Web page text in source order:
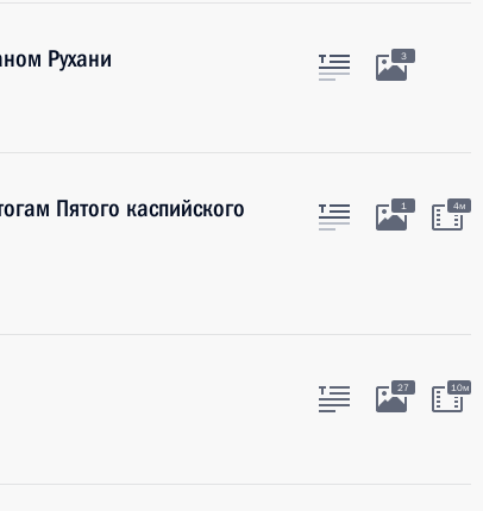
Рухани 3
Пятого каспийского
1 4м
27 10м